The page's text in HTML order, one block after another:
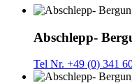
Abschlepp-
Tel Nr. +49 (0) 341